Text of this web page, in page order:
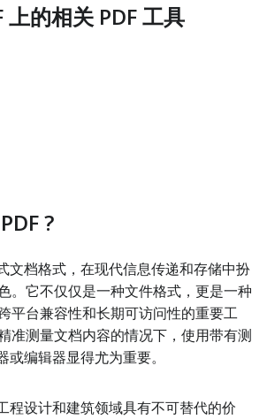
上的相关 PDF 工具
?
文档格式，在现代信息传递和存储中扮
。它不仅仅是一种文件格式，更是一种
平台兼容性和长期可访问性的重要工
准测量文档内容的情况下，使用带有测
或编辑器显得尤为重要。
程设计和建筑领域具有不可替代的价